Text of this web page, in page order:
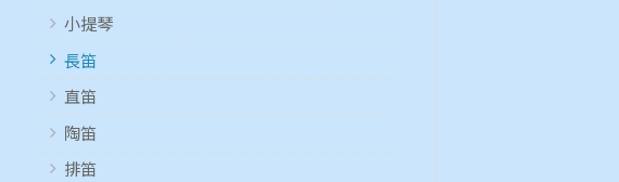
小提琴
長笛
直笛
陶笛
排笛